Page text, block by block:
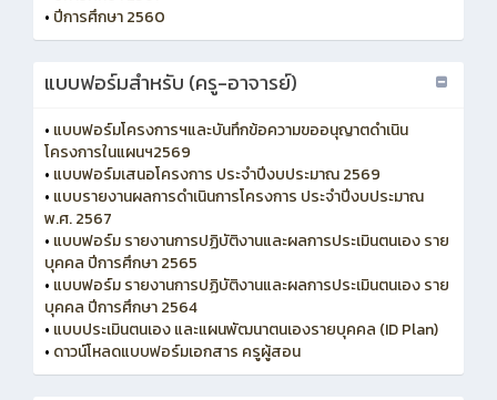
• ปีการศึกษา 2560
แบบฟอร์มสำหรับ (ครู-อาจารย์)
• แบบฟอร์มโครงการฯและบันทึกข้อความขออนุญาตดำเนิน
โครงการในแผนฯ2569
• แบบฟอร์มเสนอโครงการ ประจำปีงบประมาณ 2569
• แบบรายงานผลการดำเนินการโครงการ ประจำปีงบประมาณ
พ.ศ. 2567
• แบบฟอร์ม รายงานการปฏิบัติงานและผลการประเมินตนเอง ราย
บุคคล ปีการศึกษา 2565
• แบบฟอร์ม รายงานการปฏิบัติงานและผลการประเมินตนเอง ราย
บุคคล ปีการศึกษา 2564
• แบบประเมินตนเอง และแผนพัฒนาตนเองรายบุคคล (ID Plan)
• ดาวน์โหลดแบบฟอร์มเอกสาร ครูผู้สอน